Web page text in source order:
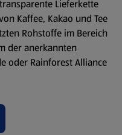
Lieferkette
Kaffee, Kakao und Tee
Rohstoffe im Bereich
der anerkannten
oder Rainforest Alliance